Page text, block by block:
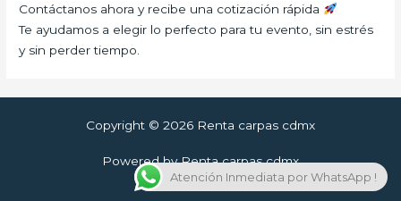
Contáctanos ahora y recibe una cotización rápida
Te ayudamos a elegir lo perfecto para tu evento, sin estrés
y sin perder tiempo.
Copyright © 2026 Renta carpas cdmx
Powered by Renta carpas cdmx
Atención Inmediata por WhatsApp !